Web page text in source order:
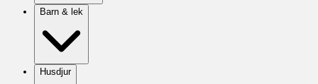
Barn & lek
Husdjur